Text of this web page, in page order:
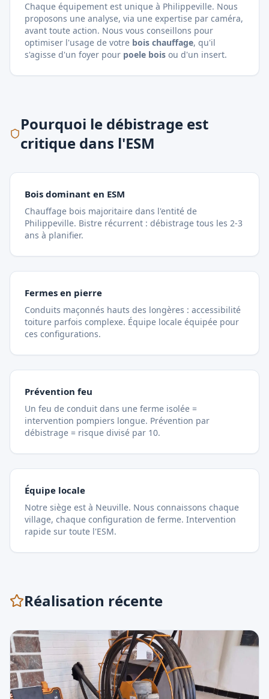
Chaque équipement est unique à Philippeville. Nous
proposons une analyse, via une expertise par caméra,
avant toute action. Nous vous conseillons pour
optimiser l'usage de votre bois chauffage, qu'il
s'agisse d'un foyer pour poele bois ou d'un insert.
Pourquoi le débistrage est
critique dans l'ESM
Bois dominant en ESM
Chauffage bois majoritaire dans l'entité de
Philippeville. Bistre récurrent : débistrage tous les 2-3
ans à planifier.
Fermes en pierre
Conduits maçonnés hauts des longères : accessibilité
toiture parfois complexe. Équipe locale équipée pour
ces configurations.
Prévention feu
Un feu de conduit dans une ferme isolée =
intervention pompiers longue. Prévention par
débistrage = risque divisé par 10.
Équipe locale
Notre siège est à Neuville. Nous connaissons chaque
village, chaque configuration de ferme. Intervention
rapide sur toute l'ESM.
Réalisation récente